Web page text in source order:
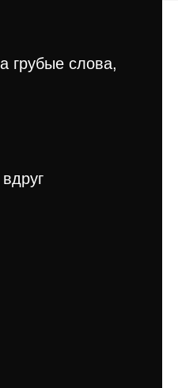
грубые слова,